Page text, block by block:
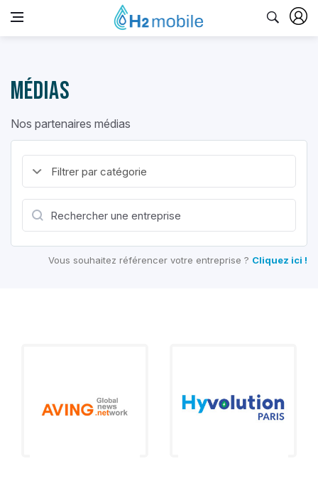
Médias
Nos partenaires médias
Vous souhaitez référencer votre entreprise ? Cliquez ici !